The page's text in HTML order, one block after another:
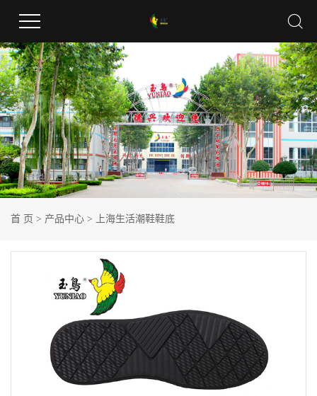
首 页 > 产品中心 > 上海生活潮鞋鞋底